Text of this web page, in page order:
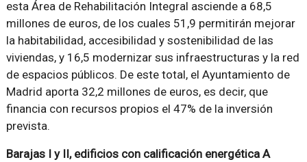
esta Área de Rehabilitación Integral asciende a 68,5
millones de euros, de los cuales 51,9 permitirán mejorar
la habitabilidad, accesibilidad y sostenibilidad de las
viviendas, y 16,5 modernizar sus infraestructuras y la red
de espacios públicos. De este total, el Ayuntamiento de
Madrid aporta 32,2 millones de euros, es decir, que
financia con recursos propios el 47% de la inversión
prevista.
Barajas I y II, edificios con calificación energética A